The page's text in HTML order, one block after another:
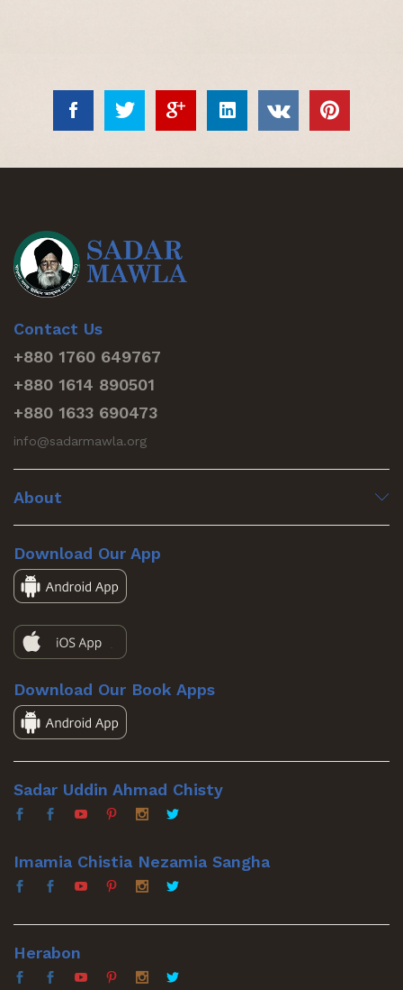
Contact Us
+880 1760 649767
+880 1614 890501
+880 1633 690473
info@sadarmawla.org
About
Download Our App
Download Our Book Apps
Sadar Uddin Ahmad Chisty
Imamia Chistia Nezamia Sangha
Herabon